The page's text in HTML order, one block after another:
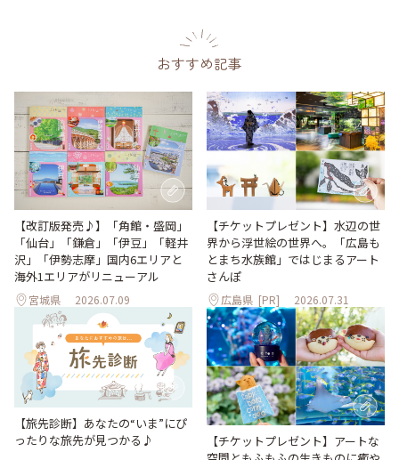
おすすめ記事
【改訂版発売♪】「角館・盛岡」
「仙台」「鎌倉」「伊豆」「軽井
沢」「伊勢志摩」国内6エリアと
海外1エリアがリニューアル
宮城県 2026.07.09
【チケットプレゼント】水辺の世
界から浮世絵の世界へ。「広島も
とまち水族館」ではじまるアート
さんぽ
広島県 [PR] 2026.07.31
【旅先診断】あなたの“いま”にぴ
ったりな旅先が見つかる♪
【チケットプレゼント】アートな